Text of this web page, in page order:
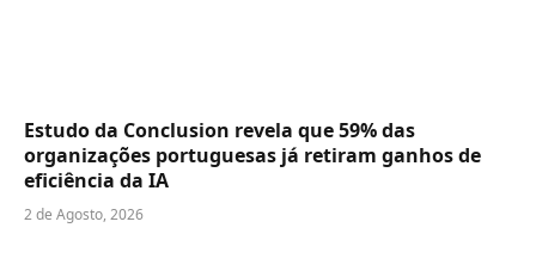
Estudo da Conclusion revela que 59% das
organizações portuguesas já retiram ganhos de
eficiência da IA
2 de Agosto, 2026